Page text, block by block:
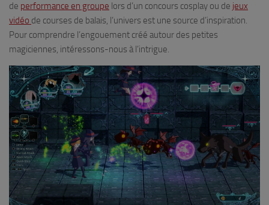
de performance en groupe lors d’un concours cosplay ou de jeux
vidéo de courses de balais, l’univers est une source d’inspiration.
Pour comprendre l’engouement créé autour des petites
magiciennes, intéressons-nous à l’intrigue.